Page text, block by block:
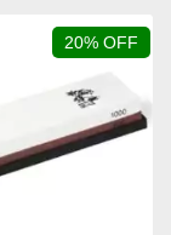
20% OFF